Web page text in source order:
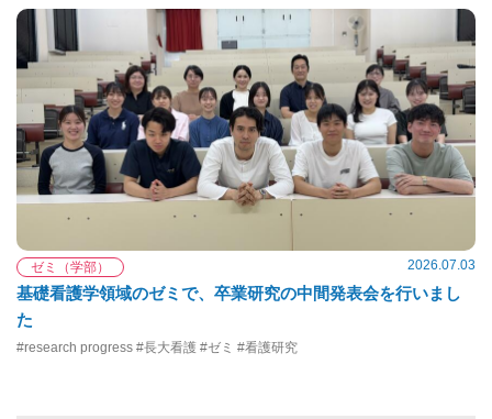
ゼミ（学部） 2026.07.03
基礎看護学領域のゼミで、卒業研究の中間発表会を行いまし
た
#research progress #長大看護 #ゼミ #看護研究